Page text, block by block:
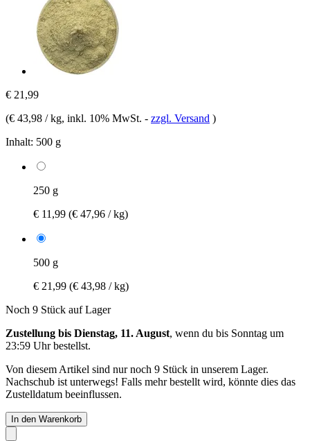
€ 21,99
(€ 43,98 / kg, inkl. 10% MwSt. - zzgl. Versand )
Inhalt: 500 g
250 g
€ 11,99 (€ 47,96 / kg)
500 g
€ 21,99 (€ 43,98 / kg)
Noch 9 Stück auf Lager
Zustellung bis Dienstag, 11. August, wenn du bis Sonntag um
23:59 Uhrbestellst.
Von diesem Artikel sind nur noch 9 Stück in unserem Lager.
Nachschub ist unterwegs! Falls mehr bestellt wird, könnte dies das
Zustelldatum beeinflussen.
In den Warenkorb